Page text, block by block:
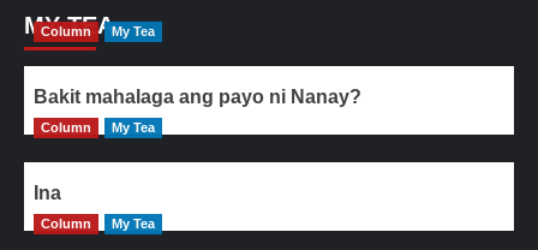
MY TEA
Column My Tea
Bakit mahalaga ang payo ni Nanay?
Column My Tea
Ina
Column My Tea